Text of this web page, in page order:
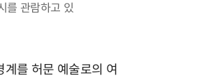
를 관람하고 있
를 허문 예술로의 여